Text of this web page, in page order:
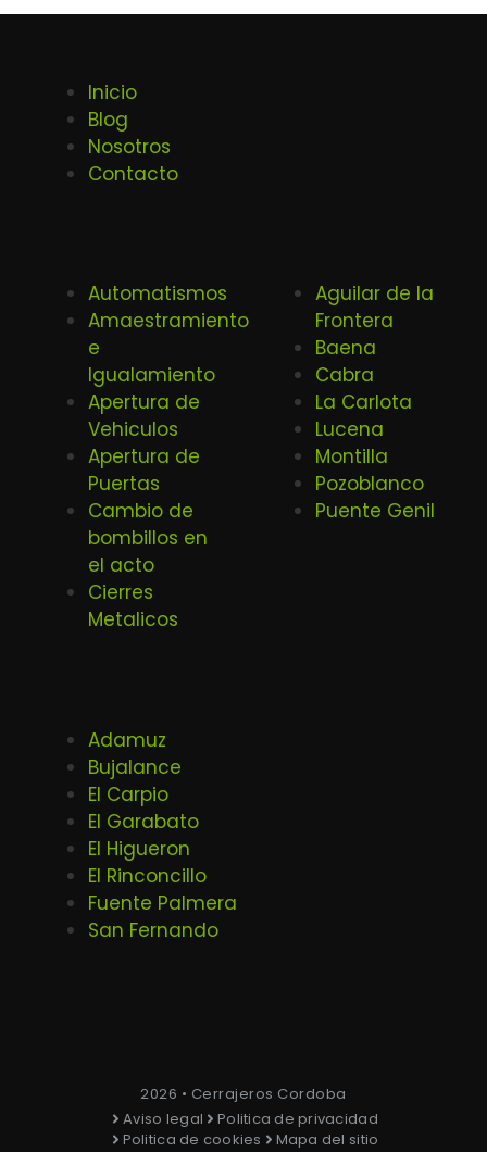
Inicio
Blog
Nosotros
Contacto
Automatismos
Amaestramiento
e
Igualamiento
Apertura de
Vehiculos
Apertura de
Puertas
Cambio de
bombillos en
el acto
Cierres
Metalicos
Aguilar de la
Frontera
Baena
Cabra
La Carlota
Lucena
Montilla
Pozoblanco
Puente Genil
Adamuz
Bujalance
El Carpio
El Garabato
El Higueron
El Rinconcillo
Fuente Palmera
San Fernando
2026 • Cerrajeros Cordoba
Aviso legal
Politica de privacidad
Politica de cookies
Mapa del sitio